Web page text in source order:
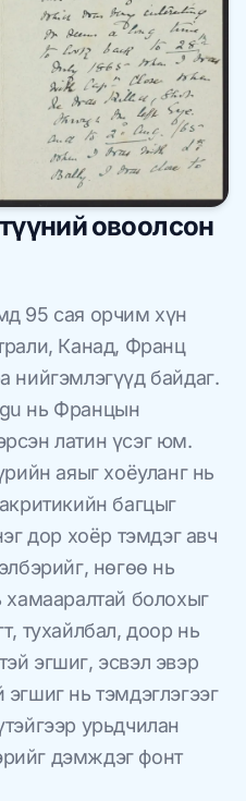
овоолсон
95 сая орчим хүн
Канад, Франц
нийгэмлэгүүд байдаг.
нь Францын
латин үсэг юм.
аяыг хоёуланг нь
багцыг
дор хоёр тэмдэг авч
нөгөө нь
хамааралтай болохыг
тухайлбал, доор нь
эгшиг, эсвэл эвэр
нь тэмдэглэгээг
урьдчилан
дэмждэг фонт